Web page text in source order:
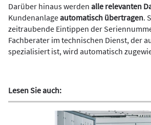
Darüber hinaus werden alle relevanten
Kundenanlageautomatisch übertragen.
zeitraubende Eintippen der
Fachberater im technischen Dienst, der
spezialisiert ist, wird automatisch
Lesen Sie auch: